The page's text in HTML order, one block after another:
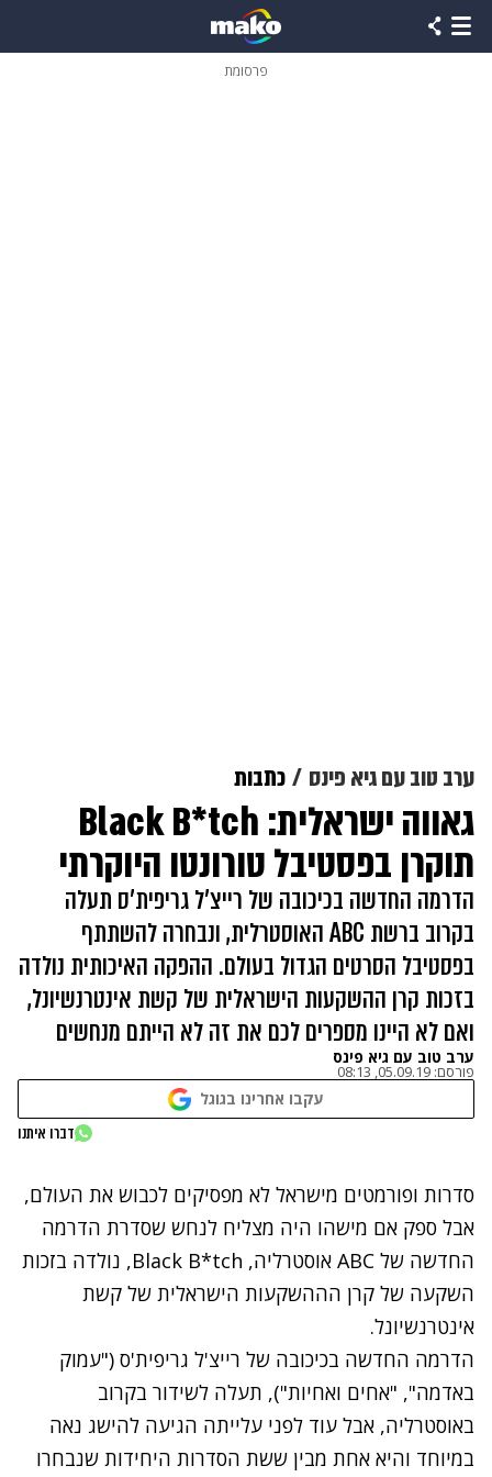
פרסומת
ערב טוב עם גיא פינס כתבות
גאווה ישראלית: Black B*tch
תוקרן בפסטיבל טורונטו היוקרתי
הדרמה החדשה בכיכובה של רייצ'ל גריפית'ס תעלה
בקרוב ברשת ABC האוסטרלית, ונבחרה להשתתף
בפסטיבל הסרטים הגדול בעולם. ההפקה האיכותית נולדה
בזכות קרן ההשקעות הישראלית של קשת אינטרנשיונל,
ואם לא היינו מספרים לכם את זה לא הייתם מנחשים
ערב טוב עם גיא פינס
פורסם: 05.09.19, 08:13
עקבו אחרינו בגוגל
נתקלנו בבעיה
דברו איתנו
סדרות ופורמטים מישראל לא מפסיקים לכבוש את העולם,
אבל ספק אם מישהו היה מצליח לנחש שסדרת הדרמה
החדשה של ABC אוסטרליה, Black B*tch, נולדה בזכות
השקעה של קרן הההשקעות הישראלית של קשת
אינטרנשיונל.
הדרמה החדשה בכיכובה של רייצ'ל גריפית'ס ("עמוק
באדמה", "אחים ואחיות"), תעלה לשידור בקרוב
באוסטרליה, אבל עוד לפני עלייתה הגיעה להישג נאה
במיוחד והיא אחת מבין ששת הסדרות היחידות שנבחרו